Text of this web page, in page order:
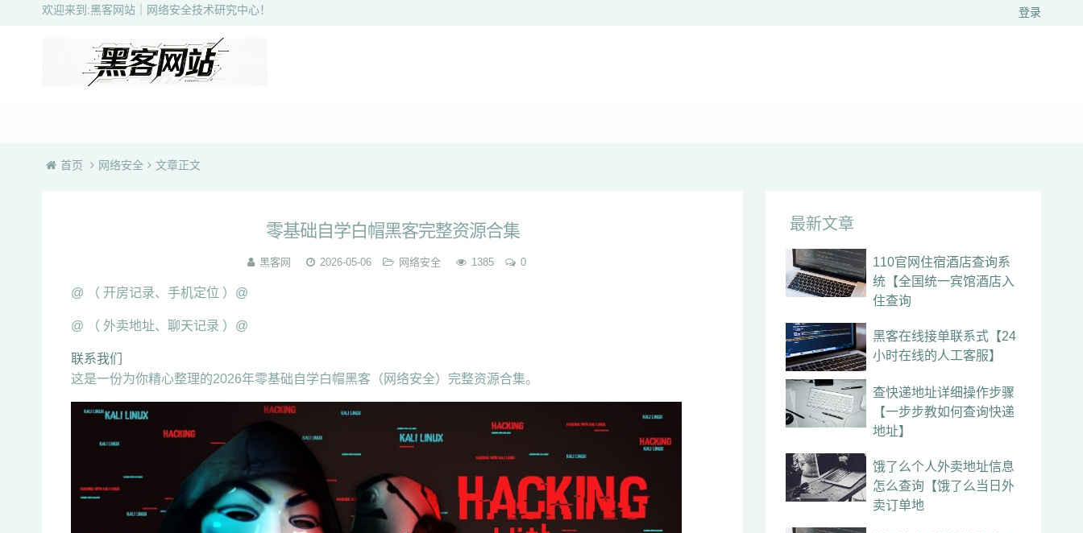
欢迎来到:黑客网站｜网络安全技术研究中心！ 登录
首页 网络安全 文章正文
零基础自学白帽黑客完整资源合集
黑客网 2026-05-06 网络安全 1385 0
@ （ 开房记录、手机定位 ）@
@ （ 外卖地址、聊天记录 ）@
联系我们
这是一份为你精心整理的2026年零基础自学白帽黑客（网络安全）完整资源合集。
最新文章
110官网住宿酒店查询系
统【全国统一宾馆酒店入
住查询
黑客在线接单联系式【24
小时在线的人工客服】
查快递地址详细操作步骤
【一步步教如何查询快递
地址】
饿了么个人外卖地址信息
怎么查询【饿了么当日外
卖订单地